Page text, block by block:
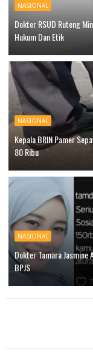
NASIONAL
Dokter RSUD Ruteng
Hukum Dan Etik
NASIONAL
Kepala BRIN Pamer
80 Ribu
NASIONAL
Dokter Tamara Jasmine
BPJS